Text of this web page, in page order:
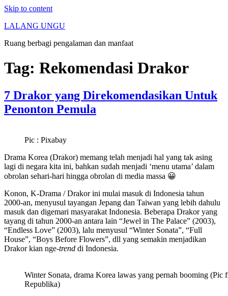
Skip to content
LALANG UNGU
Ruang berbagi pengalaman dan manfaat
Tag: Rekomendasi Drakor
7 Drakor yang Direkomendasikan Untuk
Penonton Pemula
Pic : Pixabay
Drama Korea (Drakor) memang telah menjadi hal yang tak asing
lagi di negara kita ini, bahkan sudah menjadi ‘menu utama’ dalam
obrolan sehari-hari hingga obrolan di media massa 😀
Konon, K-Drama / Drakor ini mulai masuk di Indonesia tahun
2000-an, menyusul tayangan Jepang dan Taiwan yang lebih dahulu
masuk dan digemari masyarakat Indonesia. Beberapa Drakor yang
tayang di tahun 2000-an antara lain “Jewel in The Palace” (2003),
“Endless Love” (2003), lalu menyusul “Winter Sonata”, “Full
House”, “Boys Before Flowers”, dll yang semakin menjadikan
Drakor kian nge-trend di Indonesia.
Winter Sonata, drama Korea lawas yang pernah booming (Pic
Republika)